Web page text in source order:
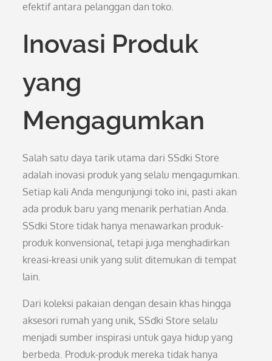
efektif antara pelanggan dan toko.
Inovasi Produk
yang
Mengagumkan
Salah satu daya tarik utama dari SSdki Store
adalah inovasi produk yang selalu mengagumkan.
Setiap kali Anda mengunjungi toko ini, pasti akan
ada produk baru yang menarik perhatian Anda.
SSdki Store tidak hanya menawarkan produk-
produk konvensional, tetapi juga menghadirkan
kreasi-kreasi unik yang sulit ditemukan di tempat
lain.
Dari koleksi pakaian dengan desain khas hingga
aksesori rumah yang unik, SSdki Store selalu
menjadi sumber inspirasi untuk gaya hidup yang
berbeda. Produk-produk mereka tidak hanya